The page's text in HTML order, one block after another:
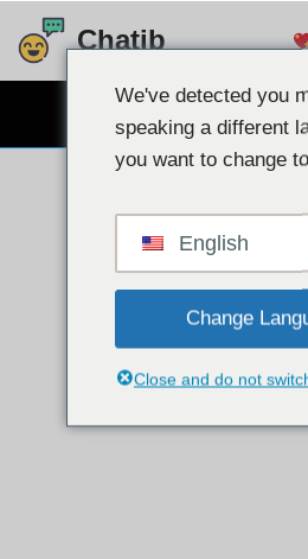
Doorgaan
Chatib
GRATIS
We've detected you
speaking a different
you want to change
English
Change
Close and do not